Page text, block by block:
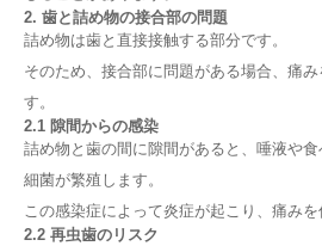
2. 歯と詰め物の接合部の問題
詰め物は歯と直接接触する部分です。
そのため、接合部に問題がある場合、痛
す。
2.1 隙間からの感染
詰め物と歯の間に隙間があると、唾液や
細菌が繁殖します。
この感染症によって炎症が起こり、痛みを
2.2 再虫歯のリスク